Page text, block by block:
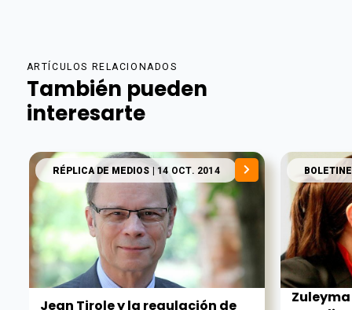
ARTÍCULOS RELACIONADOS
También pueden
interesarte
RÉPLICA DE MEDIOS | 14 OCT. 2014
Jean Tirole y la regulación de